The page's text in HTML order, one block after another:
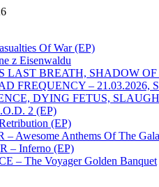
Of War (EP)
z Eisenwaldu
LAST BREATH, SHADOW OF
FREQUENCY – 21.03.2026,
DYING FETUS,
2 (EP)
(EP)
– Awesome Anthems Of The
– Inferno (EP)
– The Voyager Golden Banquet